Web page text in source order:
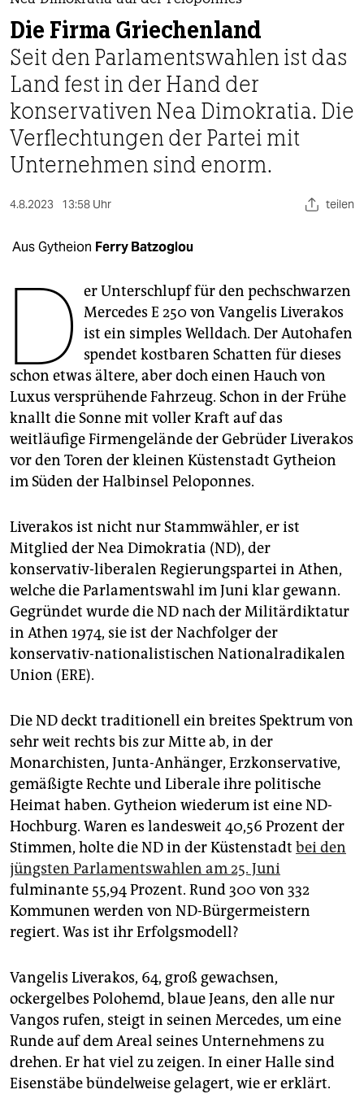
nord
wahrheit
verlag
verlag
veranstaltungen
shop
fragen & hilfe
genossenschaft
epaper login
Die Firma Griechenland
Seit den Parlamentswahlen ist das
Land fest in der Hand der
konservativen Nea Dimokratia. Die
Verflechtungen der Partei mit
Unternehmen sind enorm.
4.8.2023 13:58 Uhr teilen
Aus Gytheion Ferry Batzoglou
D er Unterschlupf für den pechschwarzen
Mercedes E 250 von Vangelis Liverakos
ist ein simples Welldach. Der Autohafen
spendet kostbaren Schatten für dieses
schon etwas ältere, aber doch einen Hauch von
Luxus versprühende Fahrzeug. Schon in der Frühe
knallt die Sonne mit voller Kraft auf das
weitläufige Firmengelände der Gebrüder Liverakos
vor den Toren der kleinen Küstenstadt Gytheion
im Süden der Halbinsel Peloponnes.
Liverakos ist nicht nur Stammwähler, er ist
Mitglied der Nea Dimokratia (ND), der
konservativ-liberalen Regierungspartei in Athen,
welche die Parlamentswahl im Juni klar gewann.
Gegründet wurde die ND nach der Militärdiktatur
in Athen 1974, sie ist der Nachfolger der
konservativ-nationalistischen Nationalradikalen
Union (ERE).
Die ND deckt traditionell ein breites Spektrum von
sehr weit rechts bis zur Mitte ab, in der
Monarchisten, Junta-Anhänger, Erzkonservative,
gemäßigte Rechte und Liberale ihre politische
Heimat haben. Gytheion wiederum ist eine ND-
Hochburg. Waren es landesweit 40,56 Prozent der
Stimmen, holte die ND in der Küstenstadt bei den
jüngsten Parlamentswahlen am 25. Juni
fulminante 55,94 Prozent. Rund 300 von 332
Kommunen werden von ND-Bürgermeistern
regiert. Was ist ihr Erfolgsmodell?
Vangelis Liverakos, 64, groß gewachsen,
ockergelbes Polohemd, blaue Jeans, den alle nur
Vangos rufen, steigt in seinen Mercedes, um eine
Runde auf dem Areal seines Unternehmens zu
drehen. Er hat viel zu zeigen. In einer Halle sind
Eisenstäbe bündelweise gelagert, wie er erklärt.